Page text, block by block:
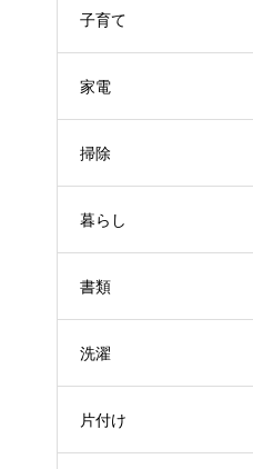
子育て
家電
掃除
暮らし
書類
洗濯
片付け